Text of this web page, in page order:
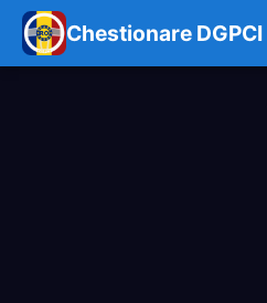
Chestionare DGPCI